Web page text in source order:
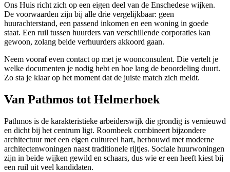
Ons Huis richt zich op een eigen deel van de Enschedese wijken.
De voorwaarden zijn bij alle drie vergelijkbaar: geen
huurachterstand, een passend inkomen en een woning in goede
staat. Een ruil tussen huurders van verschillende corporaties kan
gewoon, zolang beide verhuurders akkoord gaan.
Neem vooraf even contact op met je woonconsulent. Die vertelt je
welke documenten je nodig hebt en hoe lang de beoordeling duurt.
Zo sta je klaar op het moment dat de juiste match zich meldt.
Van Pathmos tot Helmerhoek
Pathmos is de karakteristieke arbeiderswijk die grondig is vernieuwd
en dicht bij het centrum ligt. Roombeek combineert bijzondere
architectuur met een eigen cultureel hart, herbouwd met moderne
architectenwoningen naast traditionele rijtjes. Sociale huurwoningen
zijn in beide wijken gewild en schaars, dus wie er een heeft kiest bij
een ruil uit veel kandidaten.